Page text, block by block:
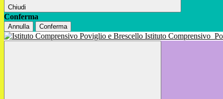
Chiudi
Conferma
Annulla Conferma
Istituto Comprensivo